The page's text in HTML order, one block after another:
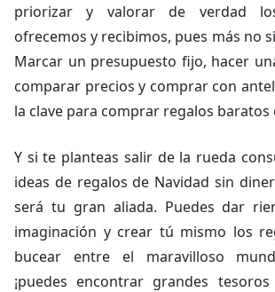
priorizar y valorar de verdad
ofrecemos y recibimos, pues más no
Marcar un presupuesto fijo, hacer
comparar precios y comprar con
la clave para comprar regalos baratos
Y si te planteas salir de la rueda
ideas de regalos de Navidad sin
será tu gran aliada. Puedes dar
imaginación y crear tú mismo los
bucear entre el maravilloso
¡puedes encontrar grandes